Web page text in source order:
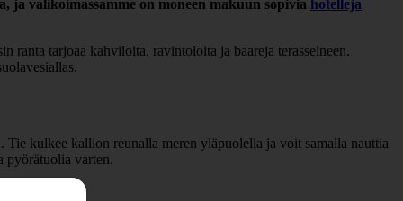
ja valikoimassamme on moneen makuun sopivia hotelleja
ranta tarjoaa kahviloita, ravintoloita ja baareja terasseineen.
kulkee kallion reunalla meren yläpuolella ja voit samalla nauttia
pyörätuolia varten.